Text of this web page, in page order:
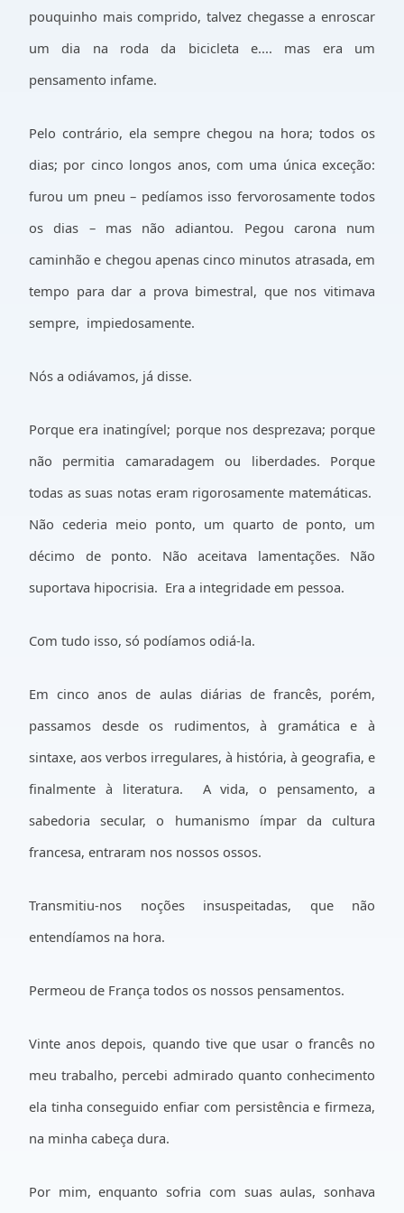
pouquinho mais comprido, talvez chegasse a enroscar
um dia na roda da bicicleta e.... mas era um
pensamento infame.
Pelo contrário, ela sempre chegou na hora; todos os
dias; por cinco longos anos, com uma única exceção:
furou um pneu – pedíamos isso fervorosamente todos
os dias – mas não adiantou. Pegou carona num
caminhão e chegou apenas cinco minutos atrasada, em
tempo para dar a prova bimestral, que nos vitimava
sempre, impiedosamente.
Nós a odiávamos, já disse.
Porque era inatingível; porque nos desprezava; porque
não permitia camaradagem ou liberdades. Porque
todas as suas notas eram rigorosamente matemáticas.
Não cederia meio ponto, um quarto de ponto, um
décimo de ponto. Não aceitava lamentações. Não
suportava hipocrisia. Era a integridade em pessoa.
Com tudo isso, só podíamos odiá-la.
Em cinco anos de aulas diárias de francês, porém,
passamos desde os rudimentos, à gramática e à
sintaxe, aos verbos irregulares, à história, à geografia, e
finalmente à literatura.
A vida, o pensamento, a
sabedoria secular, o humanismo ímpar da cultura
francesa, entraram nos nossos ossos.
Transmitiu-nos noções insuspeitadas, que não
entendíamos na hora.
Permeou de França todos os nossos pensamentos.
Vinte anos depois, quando tive que usar o francês no
meu trabalho, percebi admirado quanto conhecimento
ela tinha conseguido enfiar com persistência e firmeza,
na minha cabeça dura.
Por mim, enquanto sofria com suas aulas, sonhava